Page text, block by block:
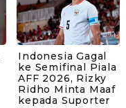
Indonesia Gagal
ke Semifinal Piala
AFF 2026, Rizky
Ridho Minta Maaf
kepada Suporter